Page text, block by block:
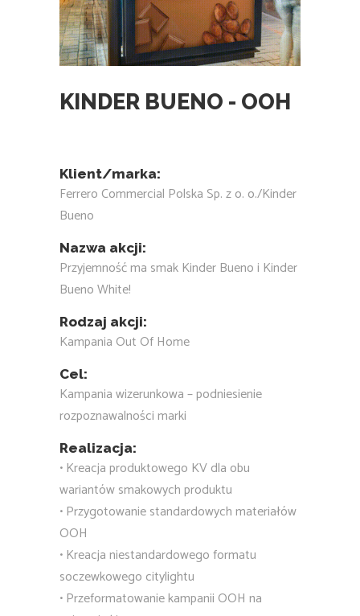
KINDER BUENO - OOH
Klient/marka:
Ferrero Commercial Polska Sp. z o. o./Kinder
Bueno
Nazwa akcji:
Przyjemność ma smak Kinder Bueno i Kinder
Bueno White!
Rodzaj akcji:
Kampania Out Of Home
Cel:
Kampania wizerunkowa – podniesienie
rozpoznawalności marki
Realizacja:
• Kreacja produktowego KV dla obu
wariantów smakowych produktu
• Przygotowanie standardowych materiałów
OOH
• Kreacja niestandardowego formatu
soczewkowego citylightu
• Przeformatowanie kampanii OOH na